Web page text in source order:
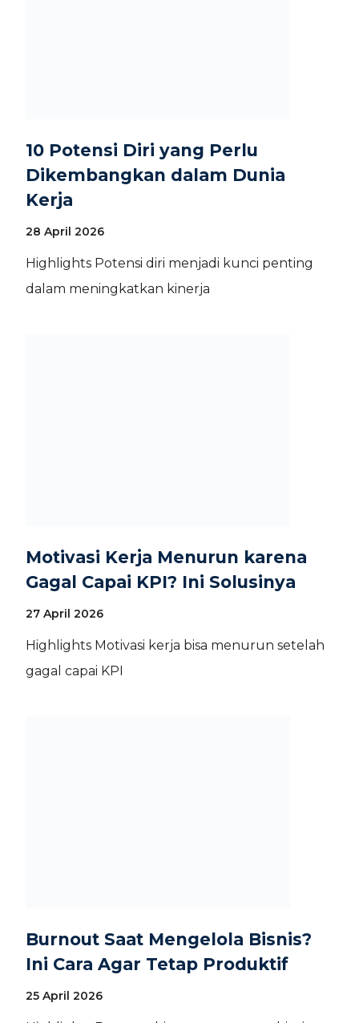
10 Potensi Diri yang Perlu
Dikembangkan dalam Dunia
Kerja
28 April 2026
Highlights Potensi diri menjadi kunci penting
dalam meningkatkan kinerja
Motivasi Kerja Menurun karena
Gagal Capai KPI? Ini Solusinya
27 April 2026
Highlights Motivasi kerja bisa menurun setelah
gagal capai KPI
Burnout Saat Mengelola Bisnis?
Ini Cara Agar Tetap Produktif
25 April 2026